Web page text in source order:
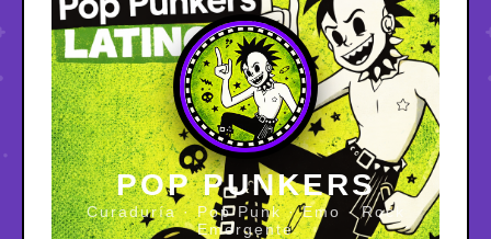
POP PUNKERS
Curaduría · Pop Punk · Emo · Rock
Emergente